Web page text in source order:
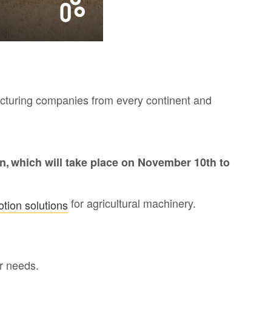
companies from every continent and
which will take place on November 10th to
solutionsfor agricultural machinery.
needs.